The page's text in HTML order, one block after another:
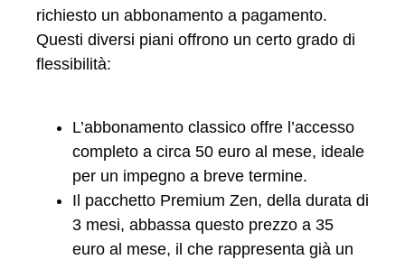
richiesto un abbonamento a pagamento.
Questi diversi piani offrono un certo grado di
flessibilità:
L’abbonamento classico offre l’accesso
completo a circa 50 euro al mese, ideale
per un impegno a breve termine.
Il pacchetto Premium Zen, della durata di
3 mesi, abbassa questo prezzo a 35
euro al mese, il che rappresenta già un